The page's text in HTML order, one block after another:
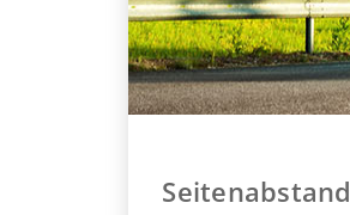
Seitenabstand